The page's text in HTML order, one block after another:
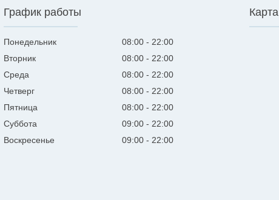
График работы
Понедельник 08:00
22:00
Вторник
08:00
22:00
Среда
08:00
22:00
Четверг
08:00
22:00
Пятница
08:00
22:00
Суббота
09:00
22:00
Воскресенье
09:00 22:00
Карта